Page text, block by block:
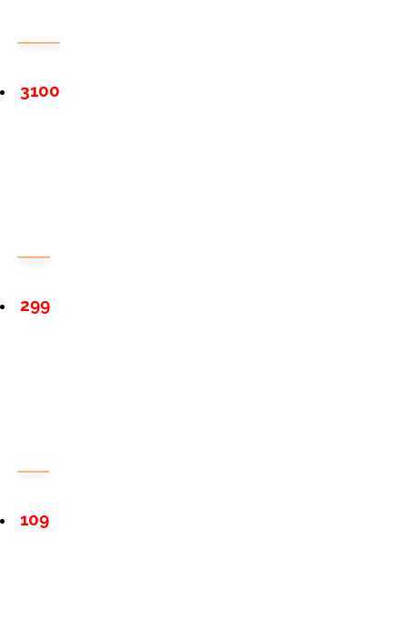
3100
299
109